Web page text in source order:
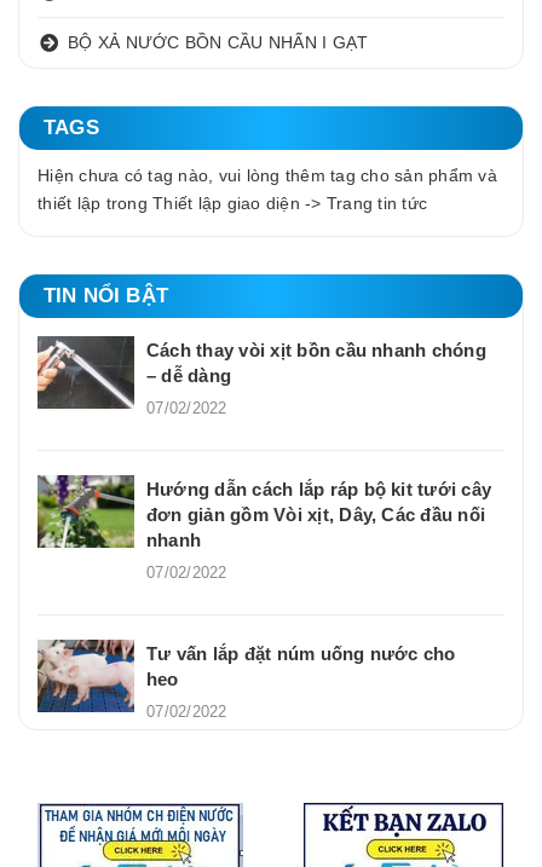
BỘ XẢ NƯỚC BỒN CẦU NHẤN I GẠT
TAGS
Hiện chưa có tag nào, vui lòng thêm tag cho sản phẩm và
thiết lập trong Thiết lập giao diện -> Trang tin tức
TIN NỔI BẬT
Cách thay vòi xịt bồn cầu nhanh chóng
– dễ dàng
07/02/2022
Hướng dẫn cách lắp ráp bộ kit tưới cây
đơn giản gồm Vòi xịt, Dây, Các đầu nối
nhanh
07/02/2022
Tư vấn lắp đặt núm uống nước cho
heo
07/02/2022